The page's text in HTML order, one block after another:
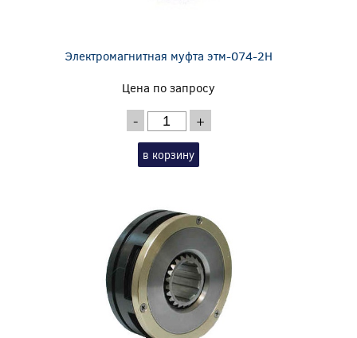
Электромагнитная муфта этм-074-2Н
Цена по запросу
- +
в корзину